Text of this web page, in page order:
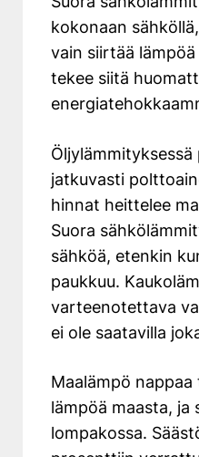
kokonaan
vain siirtää
tekee siitä
jatkuvasti
hinnat heittelee
Suora
sähköä, etenkin
paukkuu.
varteenotettava
ei ole saatavilla
Maalämpö
lämpöä maasta, ja
lompakossa.